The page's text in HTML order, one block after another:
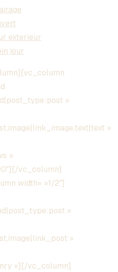
exterieur
jour
»
»
»
vc_column]
width= »1/2″]
»
»
»][/vc_column]